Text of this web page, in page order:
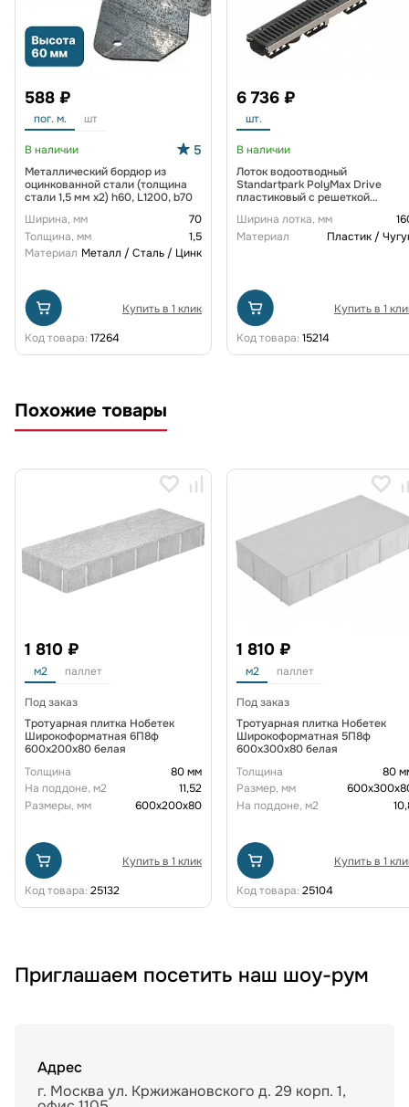
588 ₽
пог. м. шт
В наличии 5
Металлический бордюр из
оцинкованной стали (толщина
стали 1,5 мм x2) h60, L1200, b70
Ширина, мм
70
Толщина, мм
1,5
Материал Металл / Сталь / Цинк
Купить в 1 клик
Код товара: 17264
6 736 ₽
шт.
В наличии
Лоток водоотводный
Standartpark PolyMax Drive
пластиковый с решеткой
(комплект) 0805034-М
Ширина лотка, мм
Материал
Пластик /
Купить в 1
Код товара: 15214
Похожие товары
1 810 ₽
м2 паллет
Под заказ
Тротуарная плитка Нобетек
Широкоформатная 6П8ф
600x200x80 белая
Толщина
80 мм
На поддоне, м2
11,52
Размеры, мм
600х200х80
Купить в 1 клик
Код товара: 25132
1 810 ₽
м2 паллет
Под заказ
Тротуарная плитка Нобетек
Широкоформатная 5П8ф
600x300x80 белая
Толщина
80
Размер, мм
На поддоне, м2
Купить в 1
Код товара: 25104
Приглашаем посетить наш шоу-рум
Адрес
г. Москва ул. Кржижановского д. 29 корп. 1,